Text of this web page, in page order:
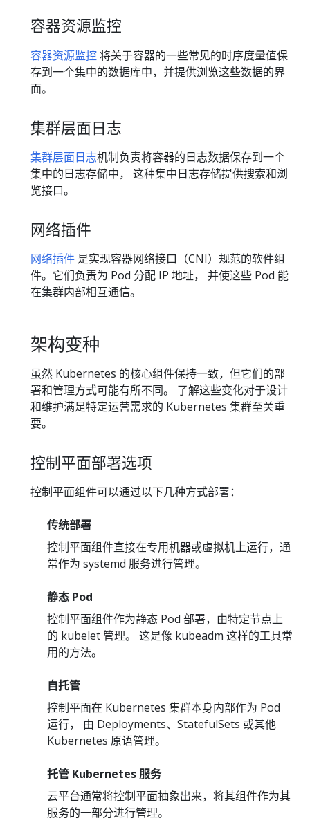
容器资源监控
容器资源监控将关于容器的一些常见的时序度量值保
存到一个集中的数据库中，并提供浏览这些数据的界
面。
集群层面日志
集群层面日志机制负责将容器的日志数据保存到一个
集中的日志存储中， 这种集中日志存储提供搜索和浏
览接口。
网络插件
网络插件 是实现容器网络接口（CNI）规范的软件组
件。它们负责为 Pod 分配 IP 地址， 并使这些 Pod 能
在集群内部相互通信。
架构变种
虽然 Kubernetes 的核心组件保持一致，但它们的部
署和管理方式可能有所不同。 了解这些变化对于设计
和维护满足特定运营需求的 Kubernetes 集群至关重
要。
控制平面部署选项
控制平面组件可以通过以下几种方式部署：
传统部署
控制平面组件直接在专用机器或虚拟机上运行，通
常作为 systemd 服务进行管理。
静态 Pod
控制平面组件作为静态 Pod 部署，由特定节点上
的 kubelet 管理。 这是像 kubeadm 这样的工具常
用的方法。
自托管
控制平面在 Kubernetes 集群本身内部作为 Pod
运行， 由 Deployments、StatefulSets 或其他
Kubernetes 原语管理。
托管 Kubernetes 服务
云平台通常将控制平面抽象出来，将其组件作为其
服务的一部分进行管理。